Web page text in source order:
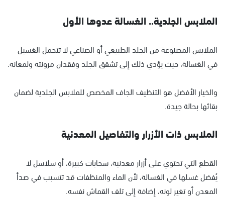
الملابس الجلدية.. الغسالة عدوها الأول
الملابس المصنوعة من الجلد الطبيعي أو الصناعي لا تتحمل الغسيل
في الغسالة، حيث يؤدي ذلك إلى تشقق الجلد وفقدان مرونته ولمعانه.
والخيار الأفضل هو التنظيف الجاف المخصص للملابس الجلدية لضمان
بقائها بحالة جيدة.
الملابس ذات الأزرار والتفاصيل المعدنية
القطع التي تحتوي على أزرار معدنية، سحابات كبيرة، أو سلاسل لا
يُفضل غسلها في الغسالة، لأن الماء والمنظفات قد تتسبب في صدأ
المعدن أو تغير لونه، إضافة إلى تلف القماش نفسه.